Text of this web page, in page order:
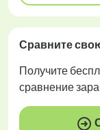
Сравните
Получите
сравнение